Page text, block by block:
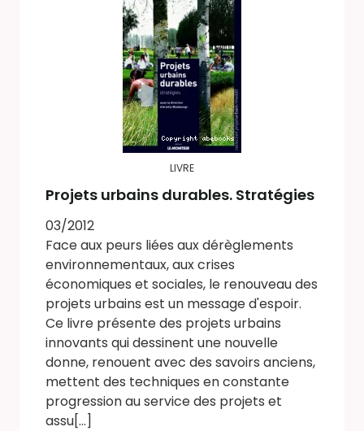
LIVRE
Projets urbains durables. Stratégies
03/2012
Face aux peurs liées aux dérèglements
environnementaux, aux crises
économiques et sociales, le renouveau des
projets urbains est un message d'espoir.
Ce livre présente des projets urbains
innovants qui dessinent une nouvelle
donne, renouent avec des savoirs anciens,
mettent des techniques en constante
progression au service des projets et
assu[...]